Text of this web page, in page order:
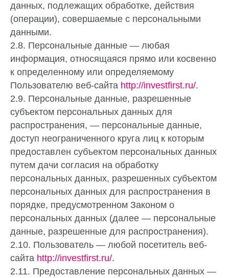
данных, подлежащих обработке, действия
(операции), совершаемые с персональными
данными.
2.8. Персональные данные — любая
информация, относящаяся прямо или косвенно
к определенному или определяемому
Пользователю веб-сайта http://investfirst.ru/.
2.9. Персональные данные, разрешенные
субъектом персональных данных для
распространения, — персональные данные,
доступ неограниченного круга лиц к которым
предоставлен субъектом персональных данных
путем дачи согласия на обработку
персональных данных, разрешенных субъектом
персональных данных для распространения в
порядке, предусмотренном Законом о
персональных данных (далее — персональные
данные, разрешенные для распространения).
2.10. Пользователь — любой посетитель веб-
сайта http://investfirst.ru/.
2.11. Предоставление персональных данных —